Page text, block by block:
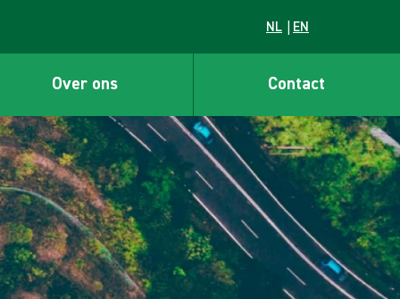
NL EN
Over ons Contact